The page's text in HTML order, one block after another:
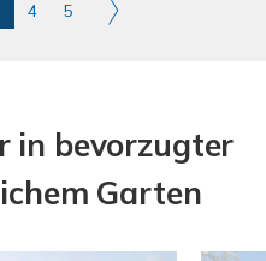
4 5
in bevorzugter
Garten